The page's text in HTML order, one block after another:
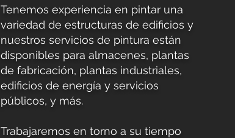
Tenemos experiencia en pintar una
variedad de estructuras de edificios y
nuestros servicios de pintura están
disponibles para almacenes, plantas
de fabricación, plantas industriales,
edificios de energía y servicios
públicos, y más.
Trabajaremos en torno a su tiempo